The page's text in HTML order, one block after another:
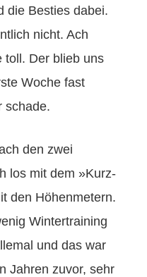
die Besties dabei.
nicht. Ach
toll. Der blieb uns
Woche fast
schade.
den zwei
los mit dem »Kurz-
den Höhenmetern.
Wintertraining
und das war
Jahren zuvor, sehr